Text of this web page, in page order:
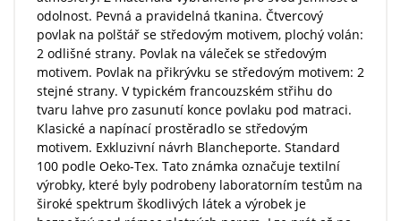
odolnost. Pevná a pravidelná tkanina. Čtvercový
povlak na polštář se středovým motivem, plochý volán:
2 odlišné strany. Povlak na váleček se středovým
motivem. Povlak na přikrývku se středovým motivem: 2
stejné strany. V typickém francouzském střihu do
tvaru lahve pro zasunutí konce povlaku pod matraci.
Klasické a napínací prostěradlo se středovým
motivem. Exkluzivní návrh Blancheporte. Standard
100 podle Oeko-Tex. Tato známka označuje textilní
výrobky, které byly podrobeny laboratorním testům na
široké spektrum škodlivých látek a výrobek je